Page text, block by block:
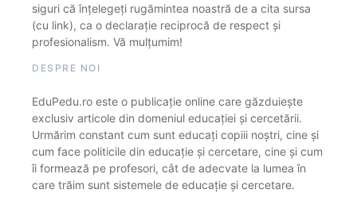
siguri că înțelegeți rugămintea noastră de a cita sursa
(cu link), ca o declarație reciprocă de respect și
profesionalism. Vă mulțumim!
DESPRE NOI
EduPedu.ro este o publicație online care găzduiește
exclusiv articole din domeniul educației și cercetării.
Urmărim constant cum sunt educați copiii noștri, cine și
cum face politicile din educație și cercetare, cine și cum
îi formează pe profesori, cât de adecvate la lumea în
care trăim sunt sistemele de educație și cercetare.